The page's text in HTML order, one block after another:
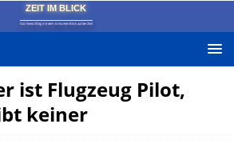
ZEIT IM BLICK
Das News-Blog mit dem kritischen Blick auf die Zeit!
ist Flugzeug Pilot,
keiner